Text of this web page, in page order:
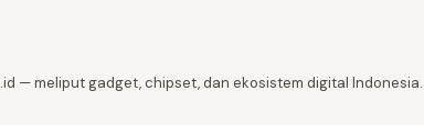
— meliput gadget, chipset, dan ekosistem digital Indonesia.